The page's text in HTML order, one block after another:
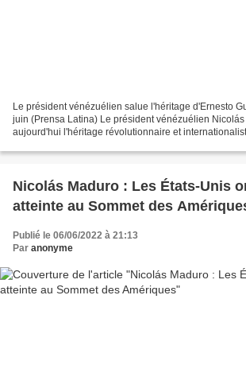
Le président vénézuélien salue l'héritage d'Ernesto
juin (Prensa Latina) Le président vénézuélien
aujourd'hui l'héritage révolutionnaire et
Nicolás Maduro : Les États-Unis
atteinte au Sommet des
Publié le 06/06/2022 à 21:13
Par anonyme